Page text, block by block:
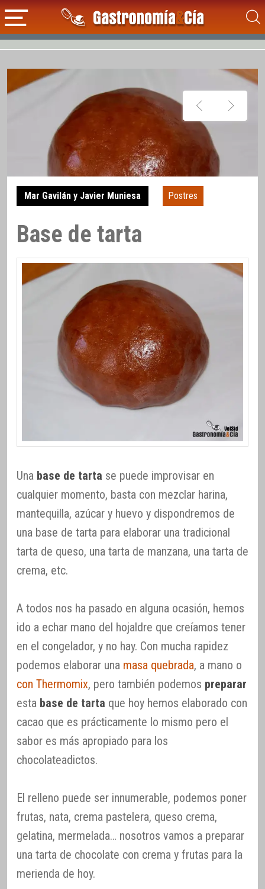
Mar Gavilán y Javier Muniesa Postres
Base de tarta
Una base de tarta se puede improvisar en
cualquier momento, basta con mezclar harina,
mantequilla, azúcar y huevo y dispondremos de
una base de tarta para elaborar una tradicional
tarta de queso, una tarta de manzana, una tarta de
crema, etc.
A todos nos ha pasado en alguna ocasión, hemos
ido a echar mano del hojaldre que creíamos tener
en el congelador, y no hay. Con mucha rapidez
podemos elaborar una masa quebrada, a mano o
con Thermomix, pero también podemos preparar
esta base de tarta que hoy hemos elaborado con
cacao que es prácticamente lo mismo pero el
sabor es más apropiado para los
chocolateadictos.
El relleno puede ser innumerable, podemos poner
frutas, nata, crema pastelera, queso crema,
gelatina, mermelada… nosotros vamos a preparar
una tarta de chocolate con crema y frutas para la
merienda de hoy.